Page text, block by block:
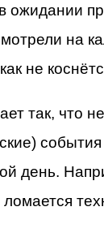
ожидании
на
не
так, что
день.